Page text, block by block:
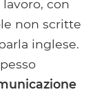
con
non scritte
inglese.